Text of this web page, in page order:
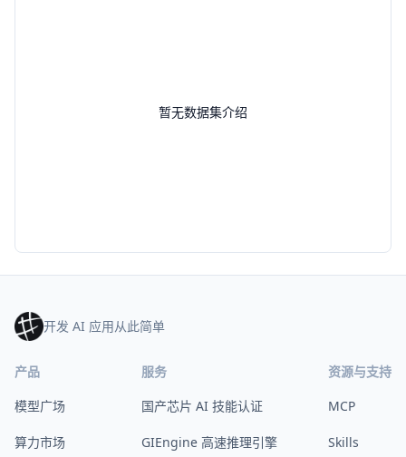
暂无数据集介绍
开发 AI 应用从此简单
产品
模型广场
算力市场
服务
国产芯片 AI 技能认证
GIEngine 高速推理引擎
资源与支持
MCP
Skills